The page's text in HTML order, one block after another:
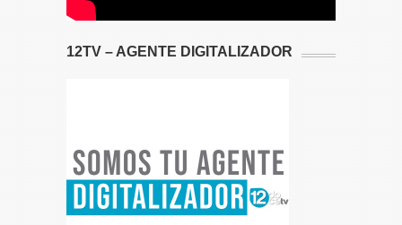
12TV – AGENTE DIGITALIZADOR